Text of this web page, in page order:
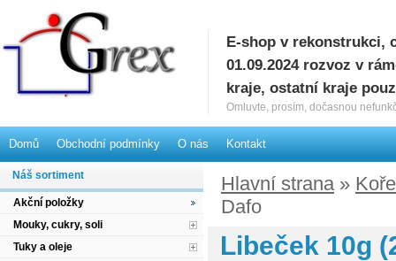
Hlavní strana»
Dafo
Libeček 10g
Náš sortiment
Akční položky
Mouky, cukry, soli
Tuky a oleje
G
E-shop v rekonstrukci,
01.09.2024 rozvoz v
kraje, ostatní kraje
Omluvte, prosím, dočasnou
Domů Obchodní podmínky O nás Kontakt